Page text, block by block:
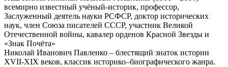
всемирно известный учёный-историк, профессор,
Заслуженный деятель науки РСФСР, доктор исторических
наук, член Союза писателей СССР, участник Великой
Отечественной войны, кавалер орденов Красной Звезды и
«Знак Почёта»
Николай Иванович Павленко – блестящий знаток истории
XVII-XIX веков, классик историко–биографического жанра.